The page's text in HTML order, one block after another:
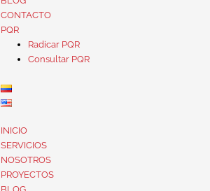
CONTACTO
PQR
Radicar PQR
Consultar PQR
INICIO
SERVICIOS
NOSOTROS
PROYECTOS